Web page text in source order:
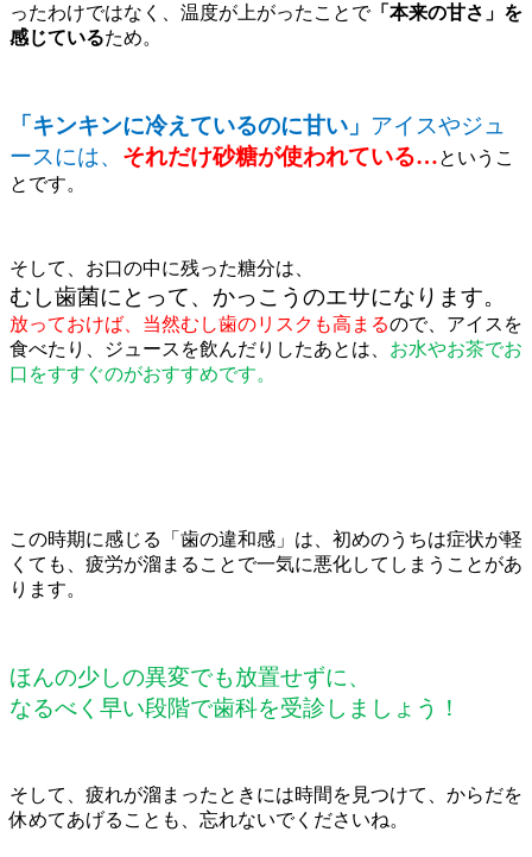
ったわけではなく、温度が上がったことで「本来の甘さ」を
感じているため。
「キンキンに冷えているのに甘い」 アイスやジュ
ースには、 それだけ砂糖が使われている…というこ
とです。
そして、お口の中に残った糖分は、
むし歯菌にとって、かっこうのエサになります。
放っておけば、当然むし歯のリスクも高まるので、アイスを
食べたり、ジュースを飲んだりしたあとは、 お水やお茶でお
口をすすぐのがおすすめです。
この時期に感じる「歯の違和感」は、初めのうちは症状が軽
くても、疲労が溜まることで一気に悪化してしまうことがあ
ります。
ほんの少しの異変でも放置せずに、
なるべく早い段階で歯科を受診しましょう！
そして、疲れが溜まったときには時間を見つけて、からだを
休めてあげることも、忘れないでくださいね。